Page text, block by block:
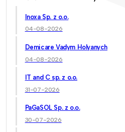
Inoxa Sp. z o.o.
04-08-2026
Demicare Vadym Holyanych
04-08-2026
IT and C sp. z o.o.
31-07-2026
PaGaSOL Sp. z o.o.
30-07-2026